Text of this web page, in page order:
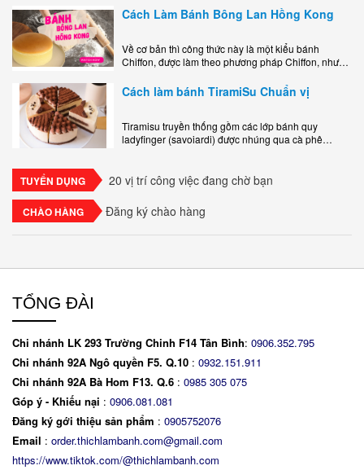
Cách Làm Bánh Bông Lan Hồng Kong
Về cơ bản thì công thức này là một kiểu bánh
Chiffon, được làm theo phương pháp Chiffon, nhưng
ngon, làm..
Cách làm bánh TiramiSu Chuẩn vị
Tiramisu truyền thống gồm các lớp bánh quy
ladyfinger (savoiardi) được nhúng qua cà phê
TUYỂN DỤNG 20 vị trí công việc đang chờ bạn
CHÀO HÀNG Đăng ký chào hàng
TỔNG ĐÀI
Chi nhánh LK 293 Trường Chinh F14 Tân Bình: 0906.352.795
Chi nhánh 92A Ngô quyền F5. Q.10 : 0932.151.911
Chi nhánh 92A Bà Hom F13. Q.6 : 0985 305 075
Góp ý - Khiếu nại : 0906.081.081
Đăng ký gới thiệu sản phẩm : 0905752076
Email : order.thichlambanh.com@gmail.com
https://www.tiktok.com/@thichlambanh.com